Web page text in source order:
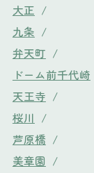
大正 /
九条 /
弁天町 /
ドーム前千代崎
天王寺 /
桜川 /
芦原橋 /
美章園 /